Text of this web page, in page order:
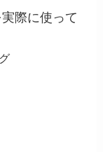
際に使って